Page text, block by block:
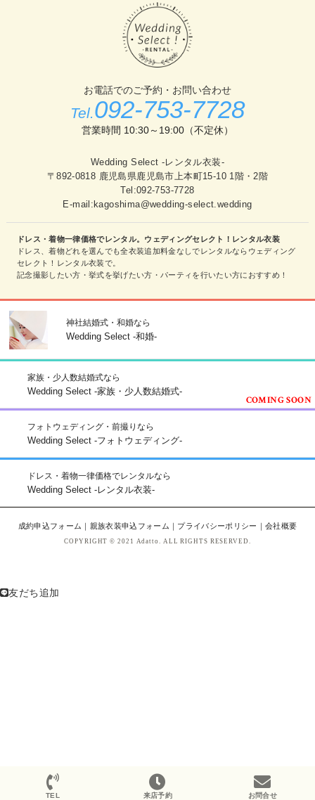
お電話でのご予約・お問い合わせ
Tel.092-753-7728
営業時間 10:30～19:00（不定休）
Wedding Select -レンタル衣装-
〒892-0818 鹿児島県鹿児島市上本町15-10 1階・2階
Tel:092-753-7728
E-mail:kagoshima@wedding-select.wedding
ドレス・着物一律価格でレンタル。ウェディングセレクト！レンタル衣装
ドレス、着物どれを選んでも全衣装追加料金なしでレンタルならウェディング
セレクト！レンタル衣装で。
記念撮影したい方・挙式を挙げたい方・パーティを行いたい方におすすめ！
神社結婚式・和婚なら
Wedding Select -和婚-
家族・少人数結婚式なら
Wedding Select -家族・少人数結婚式-
フォトウェディング・前撮りなら
Wedding Select -フォトウェディング-
ドレス・着物一律価格でレンタルなら
Wedding Select -レンタル衣装-
成約申込フォーム ｜ 親族衣装申込フォーム ｜ プライバシーポリシー ｜ 会社概要
COPYRIGHT © 2021 Adatto. ALL RIGHTS RESERVED.
友だち追加
TEL 来店予約 お問合せ